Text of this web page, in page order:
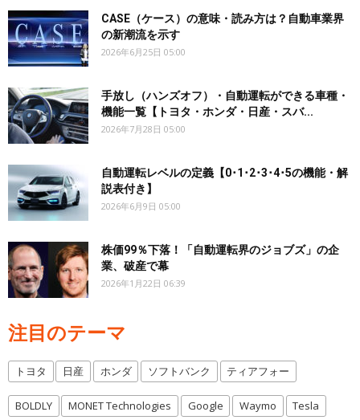
CASE（ケース）の意味・読み方は？自動車業界
の新潮流を示す
2026年6月25日 05:00
手放し（ハンズオフ）・自動運転ができる車種・
機能一覧【トヨタ・ホンダ・日産・スバ...
2026年7月28日 05:00
自動運転レベルの定義【0･1･2･3･4･5の機能・解
説表付き】
2026年6月9日 05:00
株価99％下落！「自動運転界のジョブズ」の企
業、破産で幕
2026年1月22日 06:39
注目のテーマ
トヨタ 日産 ホンダ ソフトバンク ティアフォー
BOLDLY MONET Technologies Google Waymo Tesla